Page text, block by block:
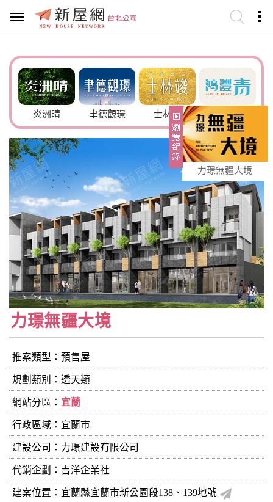
力璟無疆大境
炎洲晴 聿德觀璟 士林竣 鴻灃青
力璟無疆大境
推案類型：預售屋
規劃類別：透天類
網站分區： 宜蘭
行政區域：宜蘭市
建設公司： 力璟建設有限公司
代銷企劃：吉洋企業社
建案位置：宜蘭縣宜蘭市新公園段138、139地號